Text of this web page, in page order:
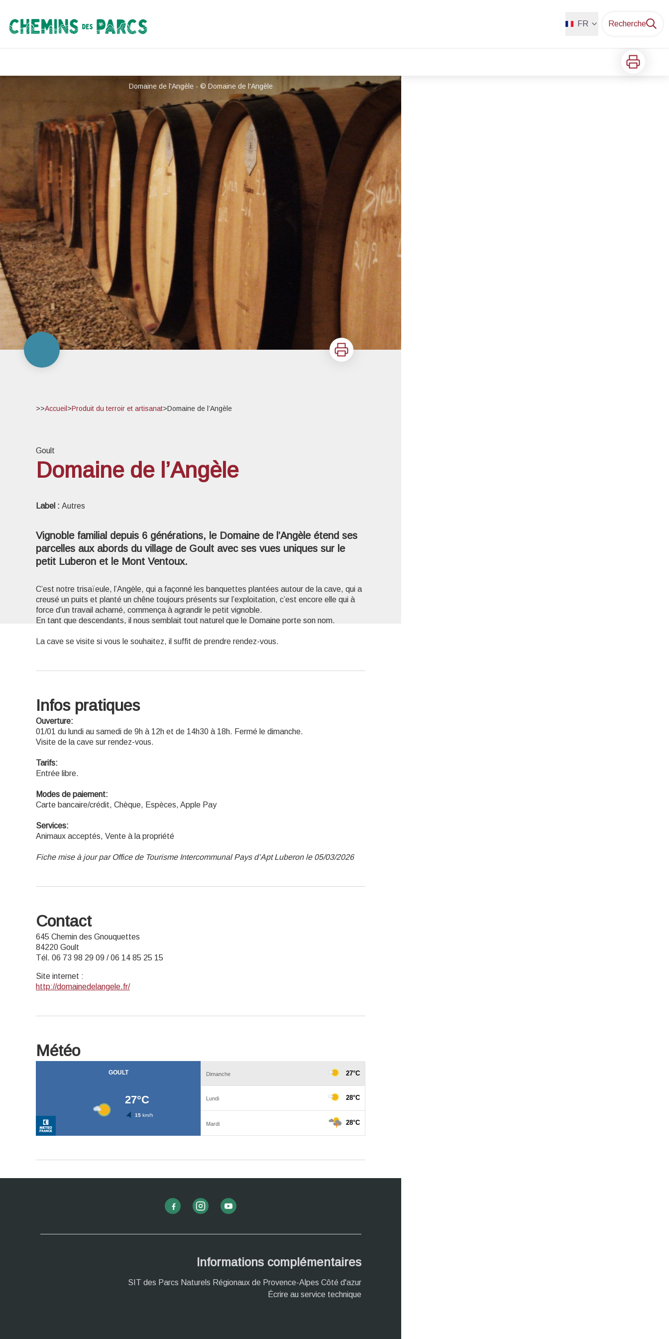
Chemins des Parcs FR Recherche
Imprimer
Domaine de l'Angèle - © Domaine de l'Angèle
Imprimer
>>Accueil >Produit du terroir et artisanat>Domaine de l’Angèle
Goult
Domaine de l’Angèle
Label : Autres
Vignoble familial depuis 6 générations, le Domaine de l’Angèle étend ses
parcelles aux abords du village de Goult avec ses vues uniques sur le
petit Luberon et le Mont Ventoux.
C’est notre trisaïeule, l’Angèle, qui a façonné les banquettes plantées autour de la cave, qui a
creusé un puits et planté un chêne toujours présents sur l’exploitation, c’est encore elle qui à
force d’un travail acharné, commença à agrandir le petit vignoble.
En tant que descendants, il nous semblait tout naturel que le Domaine porte son nom.
La cave se visite si vous le souhaitez, il suffit de prendre rendez-vous.
Infos pratiques
Ouverture:
01/01 du lundi au samedi de 9h à 12h et de 14h30 à 18h. Fermé le dimanche.
Visite de la cave sur rendez-vous.
Tarifs:
Entrée libre.
Modes de paiement:
Carte bancaire/crédit, Chèque, Espèces, Apple Pay
Services:
Animaux acceptés, Vente à la propriété
Fiche mise à jour par Office de Tourisme Intercommunal Pays d’Apt Luberon le 05/03/2026
Contact
645 Chemin des Gnouquettes
84220 Goult
Tél. 06 73 98 29 09 / 06 14 85 25 15
Site internet :
http://domainedelangele.fr/
Météo
Informations complémentaires
SIT des Parcs Naturels Régionaux de Provence-Alpes Côté d'azur
Écrire au service technique